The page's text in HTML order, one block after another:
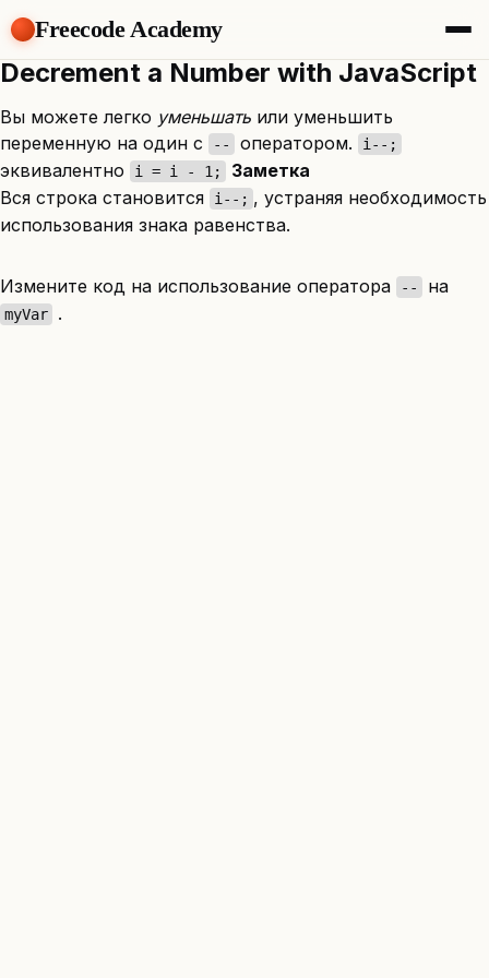
Freecode Academy
About
Teams
Offers
Projects
Tasks
Topics
Decrement a Number with JavaScript
Вы можете легко уменьшать или уменьшить
переменную на один с
-- оператором. i--;
эквивалентно i = i - 1;
Заметка
Вся строка становится
i--; , устраняя необходимость
использования знака равенства.
Измените код на использование оператора -- на
myVar .